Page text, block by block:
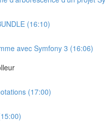
(16:10)
avec Symfony 3 (16:06)
(17:00)